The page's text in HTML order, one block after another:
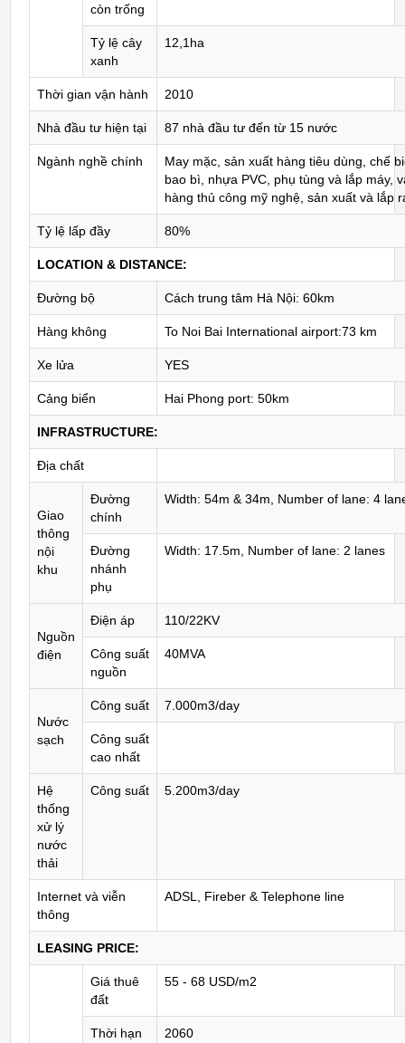
còn trống
Tỷ lệ cây
xanh
12,1ha
Thời gian vận hành 2010
Nhà đầu tư hiện tại 87 nhà đầu tư đến từ 15 nước
Ngành nghề chính
May mặc, sản xuất hàng tiêu dùng, chế
bao bì, nhựa PVC, phụ tùng và lắp máy,
hàng thủ công mỹ nghệ, sản xuất và lắp
Tỷ lệ lấp đầy 80%
LOCATION & DISTANCE:
Đường bộ Cách trung tâm Hà Nội: 60km
Hàng không To Noi Bai International airport:73 km
Xe lửa YES
Cảng biển Hai Phong port: 50km
INFRASTRUCTURE:
Địa chất
Giao
thông
nội
khu
Đường
chính
Width: 54m & 34m, Number of lane: 4
Đường
nhánh
phụ
Width: 17.5m, Number of lane: 2 lanes
Nguồn
điện
Điện áp 110/22KV
Công suất
nguồn
40MVA
Nước
sạch
Công suất 7.000m3/day
Công suất
cao nhất
Hệ
thống
xử lý
nước
thải
Công suất 5.200m3/day
Internet và viễn
thông
ADSL, Fireber & Telephone line
LEASING PRICE:
Giá thuê
đất
55 - 68 USD/m2
Thời hạn 2060